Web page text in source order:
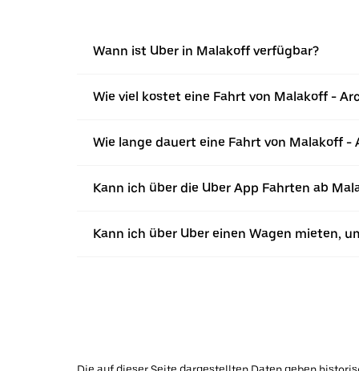
Wann ist Uber in Malakoff verfügbar?
Wie viel kostet eine Fahrt von Malakoff -
Wie lange dauert eine Fahrt von Malakoff -
Kann ich über die Uber App Fahrten ab
Kann ich über Uber einen Wagen mieten,